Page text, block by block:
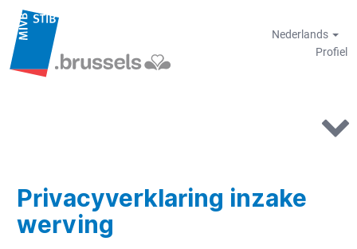
Nederlands
Profiel
Privacyverklaring inzake
werving